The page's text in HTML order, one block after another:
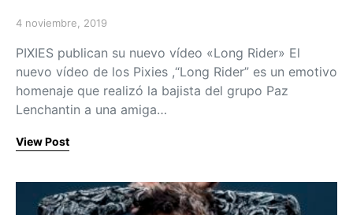
Posted on
4 noviembre, 2019
PIXIES publican su nuevo vídeo «Long Rider» El
nuevo vídeo de los Pixies ,“Long Rider” es un emotivo
homenaje que realizó la bajista del grupo Paz
Lenchantin a una amiga…
View Post